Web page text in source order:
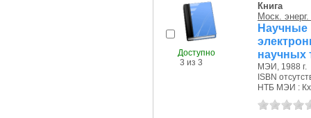
Доступно
3 из 3
Книга
Моск.
научных
МЭИ, 1988 г.
ISBN
НТБ МЭИ : Кх